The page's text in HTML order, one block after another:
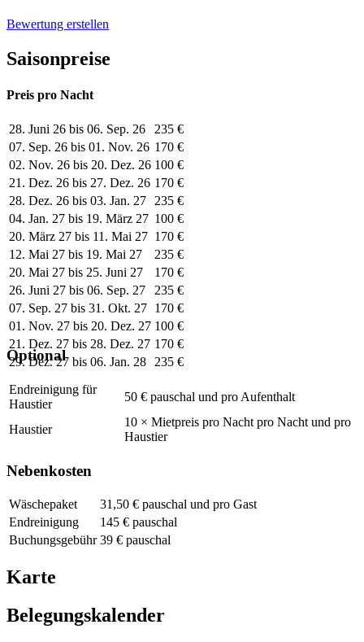
Bewertung erstellen
Saisonpreise
Preis pro Nacht
28. Juni 26 bis 06. Sep. 26
235 €
07. Sep. 26 bis 01. Nov. 26 170 €
02. Nov. 26 bis 20. Dez. 26 100 €
21. Dez. 26 bis 27. Dez. 26 170 €
28. Dez. 26 bis 03. Jan. 27
235 €
04. Jan. 27 bis 19. März 27 100 €
20. März 27 bis 11. Mai 27 170 €
12. Mai 27 bis 19. Mai 27
235 €
20. Mai 27 bis 25. Juni 27
170 €
26. Juni 27 bis 06. Sep. 27
235 €
07. Sep. 27 bis 31. Okt. 27 170 €
01. Nov. 27 bis 20. Dez. 27 100 €
21. Dez. 27 bis 28. Dez. 27 170 €
29. Dez. 27 bis 06. Jan. 28
235 €
Optional
Endreinigung für
Haustier
50 € pauschal und pro Aufenthalt
Haustier
10 × Mietpreis pro Nacht pro Nacht und pro
Haustier
Nebenkosten
Wäschepaket
31,50 € pauschal und pro Gast
Endreinigung
145 € pauschal
Buchungsgebühr 39 € pauschal
Karte
Belegungskalender